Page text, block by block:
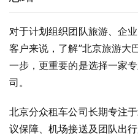
对于计划组织团队旅游、企
客户来说，了解”北京旅游大
一步，更重要的是选择一家
司。
北京分众租车公司长期专注
议保障、机场接送及团队出